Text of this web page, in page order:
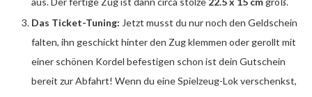
Das Ticket-Tuning: Jetzt musst du nur noch den Geldschein
falten, ihn geschickt hinter den Zug klemmen oder gerollt mit
einer schönen Kordel befestigen schon ist dein Gutschein
bereit zur Abfahrt! Wenn du eine Spielzeug-Lok verschenkst,